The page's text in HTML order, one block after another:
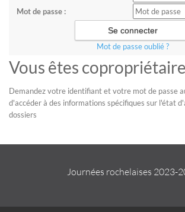
Mot de passe :
Mot de passe oublié ?
Vous êtes copropriétaire
Demandez votre identifiant et votre mot de passe
d'accéder à des informations spécifiques sur l'état
dossiers
Journées rochelaises 2023-